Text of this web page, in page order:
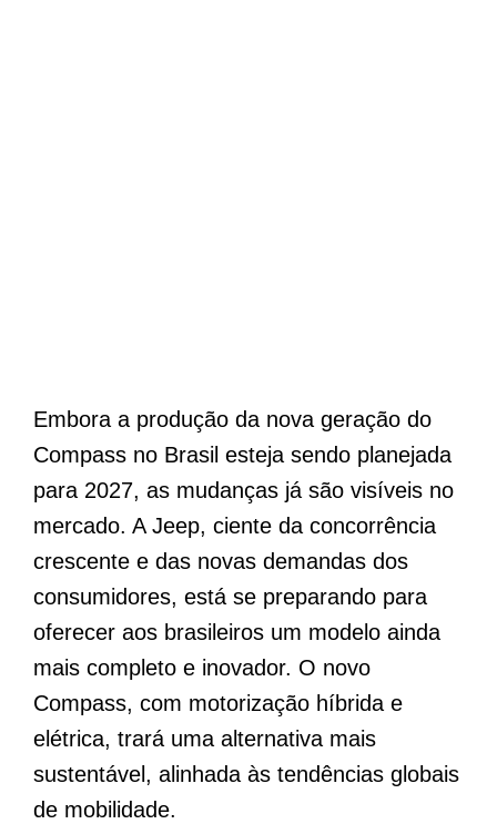
Embora a produção da nova geração do
Compass no Brasil esteja sendo planejada
para 2027, as mudanças já são visíveis no
mercado. A Jeep, ciente da concorrência
crescente e das novas demandas dos
consumidores, está se preparando para
oferecer aos brasileiros um modelo ainda
mais completo e inovador. O novo
Compass, com motorização híbrida e
elétrica, trará uma alternativa mais
sustentável, alinhada às tendências globais
de mobilidade.